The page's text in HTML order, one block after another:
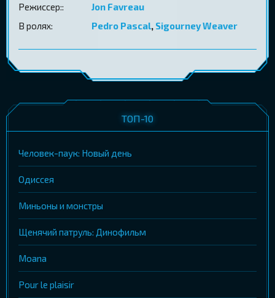
Режиссер::
Jon Favreau
В ролях:
Pedro Pascal, Sigourney Weaver
ТОП-10
Человек-паук: Новый день
Одиссея
Миньоны и монстры
Щенячий патруль: Динофильм
Moana
Pour le plaisir